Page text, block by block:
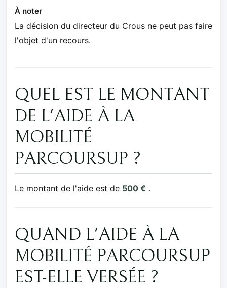
À noter
La décision du directeur du Crous ne peut pas faire
l'objet d'un recours.
QUEL EST LE MONTANT
DE L'AIDE À LA
MOBILITÉ
PARCOURSUP ?
Le montant de l'aide est de 500 € .
QUAND L'AIDE À LA
MOBILITÉ PARCOURSUP
EST-ELLE VERSÉE ?